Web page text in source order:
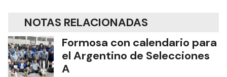
NOTAS RELACIONADAS
Formosa con calendario para
el Argentino de Selecciones
A